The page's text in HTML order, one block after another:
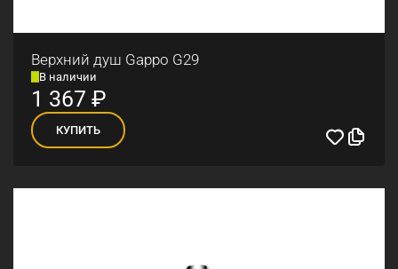
Верхний душ Gappo G29
В наличии
1 367 ₽
КУПИТЬ